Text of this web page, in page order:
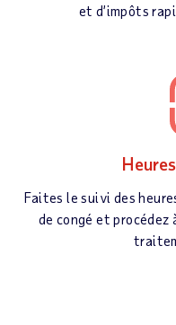
et d’impôts
Faites le suivi des
de congé et procédez